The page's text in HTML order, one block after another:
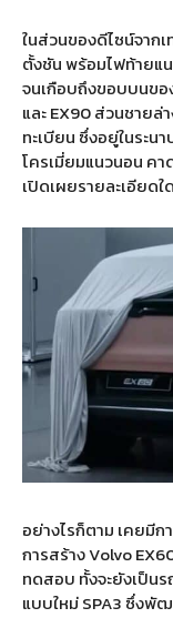
ในส่วนของดีไซน์จาก
ตั้งชัน พร้อมไฟท้ายแ
จนเกือบถึงขอบบนขอ
และ EX90 ส่วนชาย
ทะเบียน ซึ่งอยู่ในระ
โครเมี่ยมแนวนอน ค
เปิดเผยรายละเอียดใ
อย่างไรก็ตาม เคยมีก
การสร้าง Volvo
ทดสอบ ทั้งจะยังเป็น
แบบใหม่ SPA3 ซึ่งพั